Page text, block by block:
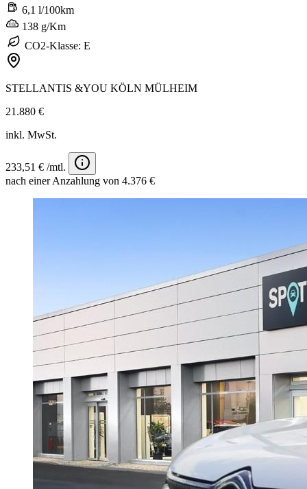
6,1 l/100km
138 g/Km
CO2-Klasse: E
STELLANTIS &YOU KÖLN MÜLHEIM
21.880 €
inkl. MwSt.
233,51 € /mtl.
nach einer Anzahlung von 4.376 €